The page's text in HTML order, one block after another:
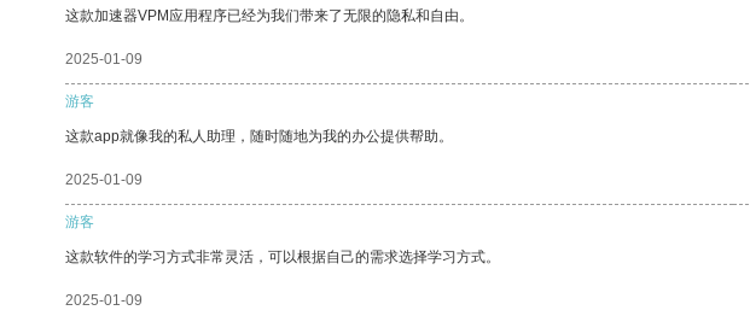
这款加速器VPM应用程序已经为我们带来了无限的隐私和自由。
2025-01-09
游客
这款app就像我的私人助理，随时随地为我的办公提供帮助。
2025-01-09
游客
这款软件的学习方式非常灵活，可以根据自己的需求选择学习方式。
2025-01-09